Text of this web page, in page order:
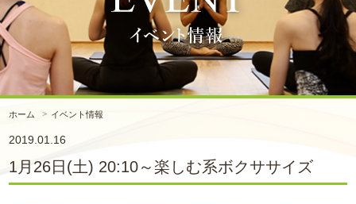
ホーム イベント情報
2019.01.16
1月26日(土) 20:10～楽しむ系ボクササイズ